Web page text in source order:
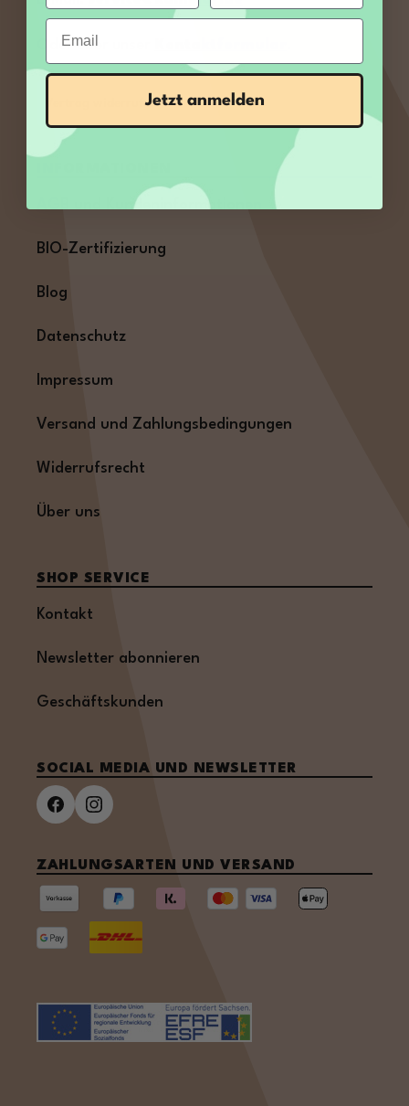
Oder über unser
Vertrag widerrufen
AGB und Kundeninformationen
BIO-Zertifizierung
Blog
Datenschutz
Impressum
Versand und Zahlungsbedingungen
Widerrufsrecht
Über uns
SHOP SERVICE
Kontakt
Newsletter abonnieren
Geschäftskunden
SOCIAL MEDIA UND NEWSLETTER
ZAHLUNGSARTEN UND VERSAND
Email
Jetzt anmelden